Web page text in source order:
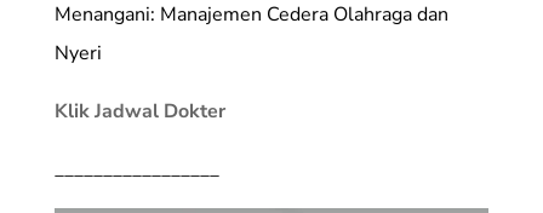
Menangani: Manajemen Cedera Olahraga dan
Nyeri
Klik Jadwal Dokter
_________________